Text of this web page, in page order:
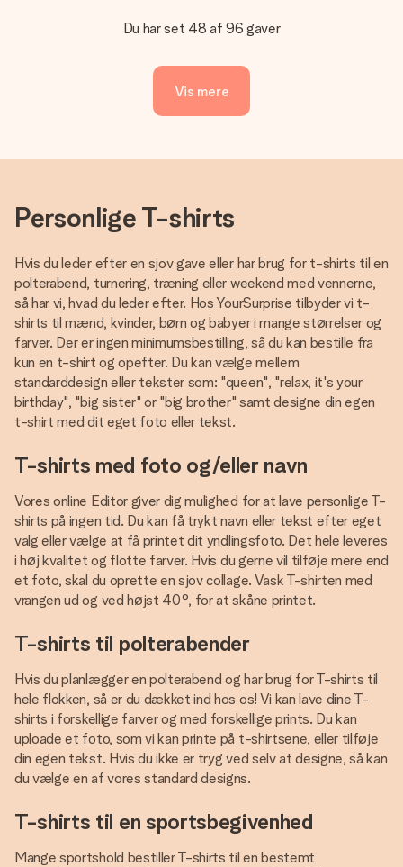
Du har set 48 af 96 gaver
Vis mere
Personlige T-shirts
Hvis du leder efter en sjov gave eller har brug for t-shirts til en
polterabend, turnering, træning eller weekend med vennerne,
så har vi, hvad du leder efter. Hos YourSurprise tilbyder vi t-
shirts til mænd, kvinder, børn og babyer i mange størrelser og
farver. Der er ingen minimumsbestilling, så du kan bestille fra
kun en t-shirt og opefter. Du kan vælge mellem
standarddesign eller tekster som: "queen", "relax, it's your
birthday", "big sister" or "big brother" samt designe din egen
t-shirt med dit eget foto eller tekst.
T-shirts med foto og/eller navn
Vores online Editor giver dig mulighed for at lave personlige T-
shirts på ingen tid. Du kan få trykt navn eller tekst efter eget
valg eller vælge at få printet dit yndlingsfoto. Det hele leveres
i høj kvalitet og flotte farver. Hvis du gerne vil tilføje mere end
et foto, skal du oprette en sjov collage. Vask T-shirten med
vrangen ud og ved højst 40°, for at skåne printet.
T-shirts til polterabender
Hvis du planlægger en polterabend og har brug for T-shirts til
hele flokken, så er du dækket ind hos os! Vi kan lave dine T-
shirts i forskellige farver og med forskellige prints. Du kan
uploade et foto, som vi kan printe på t-shirtsene, eller tilføje
din egen tekst. Hvis du ikke er tryg ved selv at designe, så kan
du vælge en af vores standard designs.
T-shirts til en sportsbegivenhed
Mange sportshold bestiller T-shirts til en bestemt